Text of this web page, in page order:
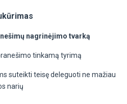
nagrinėjimo tvarką
tinkamą tyrimą
suteikti teisę deleguoti ne mažiau
narių